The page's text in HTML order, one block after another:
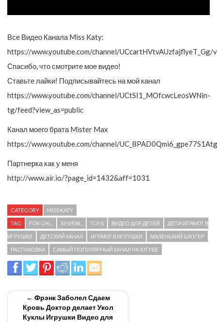
Все Видео Канала Miss Katy:
https://www.youtube.com/channel/UCcartHVtvAUzfajflyeT_Gg/
Спасибо, что смотрите мое видео!
Ставьте лайки! Подписывайтесь на мой канал
https://www.youtube.com/channel/UCtSI1_MOfcwcLeosWNin-
tg/feed?view_as=public
Канал моего брата Mister Max
https://www.youtube.com/channel/
Партнерка как у меня
http://www.air.io/?page_id=1432&aff=1031
CATEGORY MISS KATY
TAG FOR CHI... REVIEW... TOYS ВИДЕО ДЛЯ ДЕТЕЙ ДЕТИ ИГРАЮТ В
ИГРУШКИ ДЕТСКИЙ КАНАЛ ИГРАЮТ В ИГРУШКИ МАЛЕНЬКИЙ БЛОГЕР
РАСПАКОВКА САМЫЙ ПОПУЛЯРНЫЙ КАНАЛ НА ЮТУБЕ
← Фрэнк Заболел Сдаем
Кровь Доктор делает Укол
Куклы Игрушки Видео для